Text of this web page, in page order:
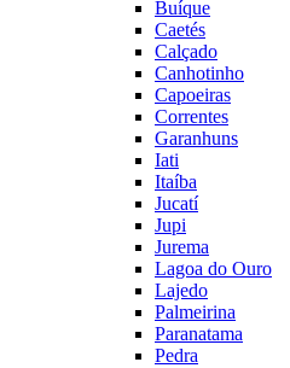
Buíque
Caetés
Calçado
Canhotinho
Capoeiras
Correntes
Garanhuns
Iati
Itaíba
Jucatí
Jupi
Jurema
Lagoa do Ouro
Lajedo
Palmeirina
Paranatama
Pedra